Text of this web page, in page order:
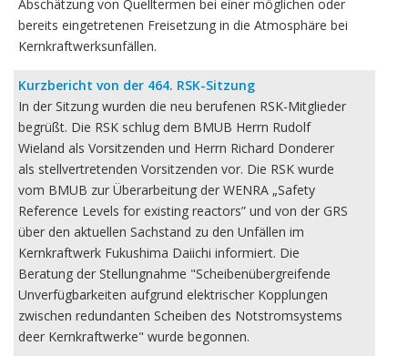
Abschätzung von Quelltermen bei einer möglichen oder
bereits eingetretenen Freisetzung in die Atmosphäre bei
Kernkraftwerksunfällen.
Kurzbericht von der 464. RSK-Sitzung
In der Sitzung wurden die neu berufenen RSK-Mitglieder
begrüßt. Die RSK schlug dem BMUB Herrn Rudolf
Wieland als Vorsitzenden und Herrn Richard Donderer
als stellvertretenden Vorsitzenden vor. Die RSK wurde
vom BMUB zur Überarbeitung der WENRA „Safety
Reference Levels for existing reactors” und von der GRS
über den aktuellen Sachstand zu den Unfällen im
Kernkraftwerk Fukushima Daiichi informiert. Die
Beratung der Stellungnahme "Scheibenübergreifende
Unverfügbarkeiten aufgrund elektrischer Kopplungen
zwischen redundanten Scheiben des Notstromsystems
deer Kernkraftwerke" wurde begonnen.